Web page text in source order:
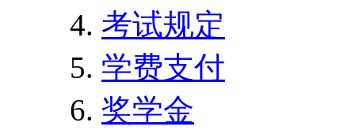
考试规定
学费支付
奖学金